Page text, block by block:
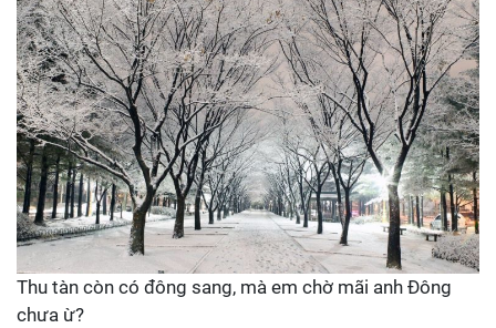
Thu tàn còn có đông sang, mà em chờ mãi anh Đông
chưa ừ?